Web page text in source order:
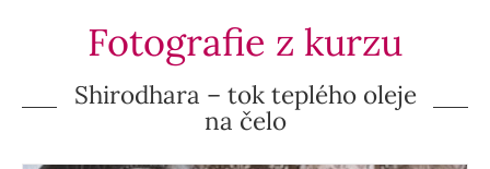
Fotografie z kurzu
Shirodhara – tok teplého oleje
na čelo